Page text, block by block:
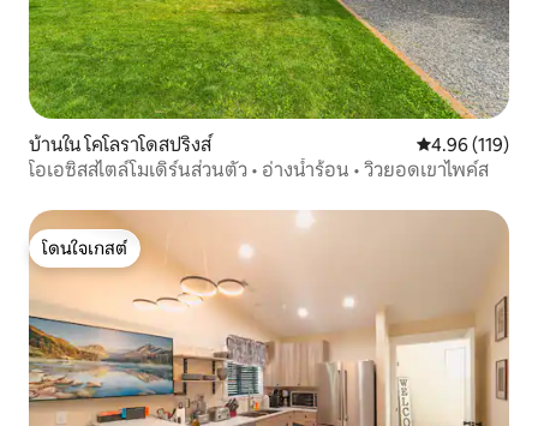
บ้านใน โคโลราโดสปริงส์ คะแนนเฉลี่ย
4.96 (119)
โอเอซิสสไตล์โมเดิร์นส่วนตัว • อ่างน้ำร้อน • วิวยอดเขาไพค์ส
โดนใจเกสต์
โดนใจเกสต์